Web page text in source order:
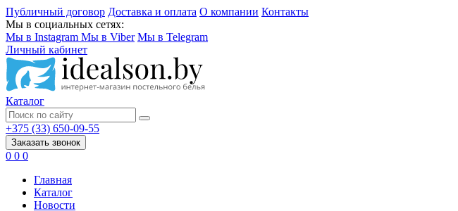
Публичный договор Доставка и оплата О компании Контакты
Мы в социальных сетях:
Мы в Instagram Мы в Viber Мы в Telegram
Личный кабинет
Каталог
+375 (33) 650-09-55
Заказать звонок
0 0 0
Главная
Каталог
Новости